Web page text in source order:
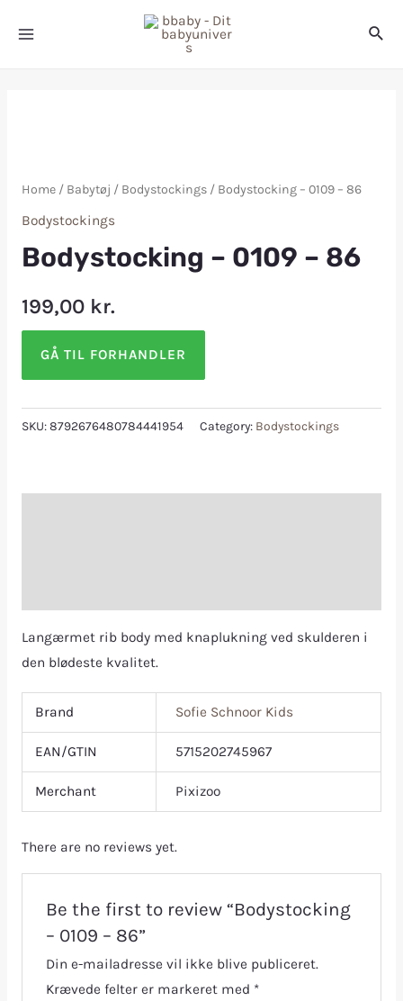
Home/ Babytøj / Bodystockings/ Bodystocking – 0109 – 86
Bodystockings
Bodystocking – 0109 – 86
199,00 kr.
GÅ TIL FORHANDLER
SKU:8792676480784441954 Category: Bodystockings
Langærmet rib body med knaplukning ved skulderen i
den blødeste kvalitet.
Brand Sofie Schnoor Kids
EAN/GTIN 5715202745967
Merchant Pixizoo
There are no reviews yet.
Be the first to review “Bodystocking
– 0109 – 86”
Din e-mailadresse vil ikke blive publiceret.
Krævede felter er markeret med *